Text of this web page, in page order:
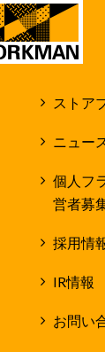
ストア
ニュー
個人フ
営者募
採用情
IR情報
お問い